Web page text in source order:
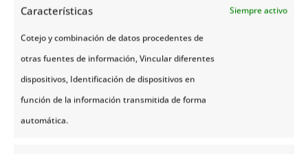
Características Siempre activo
Cotejo y combinación de datos procedentes de
otras fuentes de información, Vincular diferentes
dispositivos, Identificación de dispositivos en
función de la información transmitida de forma
automática.
encargamos de gestionar todos los pases para que
no tengas que preocuparte por nada.
El veredicto de Noruega Tours:
¿Cuál elegir?
No hay un ganador absoluto, pero sí un tren ideal